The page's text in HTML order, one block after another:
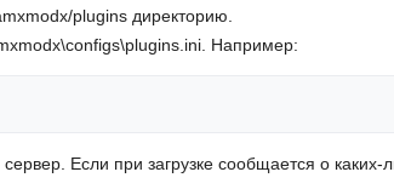
plugins директорию.
Например:
Если при загрузке сообщается о